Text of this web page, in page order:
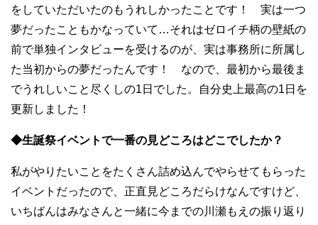
をしていただいたのもうれしかったことです！ 実は一つ
夢だったこともかなっていて…それはゼロイチ柄の壁紙の
前で単独インタビューを受けるのが、実は事務所に所属し
た当初からの夢だったんです！ なので、最初から最後ま
でうれしいこと尽くしの1日でした。自分史上最高の1日を
更新しました！
◆生誕祭イベントで一番の見どころはどこでしたか？
私がやりたいことをたくさん詰め込んでやらせてもらった
イベントだったので、正直見どころだらけなんですけど、
いちばんはみなさんと一緒に今までの川瀬もえの振り返り